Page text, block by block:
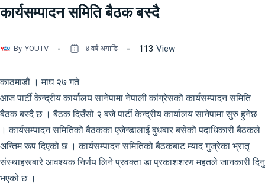
कार्यसम्पादन समिति बैठक बस्दै
By YOUTV ४ वर्ष अगाडि 113 View
काठमाडौं । माघ २७ गते
आज पार्टी केन्द्रीय कार्यालय सानेपामा नेपाली कांग्रेसको कार्यसम्पादन समिति
बैठक बस्दै छ । बैठक दिउँसो २ बजे पार्टी केन्द्रीय कार्यालय सानेपामा सुरु हुनेछ
। कार्यसम्पादन समितिको बैठकका एजेन्डालाई बुधबार बसेको पदाधिकारी बैठकले
अन्तिम रूप दिएको छ । कार्यसम्पादन समितिको बैठकबाट म्याद गुज्रेका भ्रातृ
संस्थाहरूबारे आवश्यक निर्णय लिने प्रवक्ता डा.प्रकाशशरण महतले जानकारी दिनु
भएको छ ।